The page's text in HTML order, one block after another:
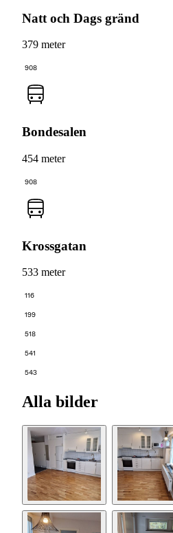
Natt och Dags gränd
379 meter
908
Bondesalen
454 meter
908
Krossgatan
533 meter
116
199
518
541
543
Alla bilder